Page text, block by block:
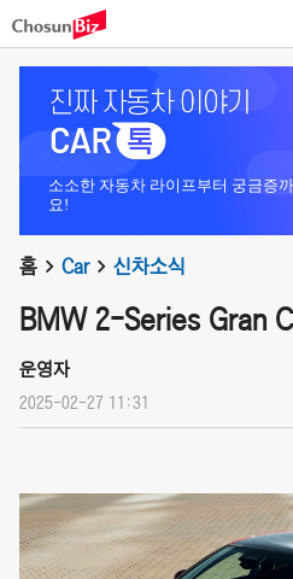
소소한 자동차 라이프부터 궁금증
요!
홈 Car 신차소식
BMW 2-Series Gran
운영자
2025-02-27 11:31